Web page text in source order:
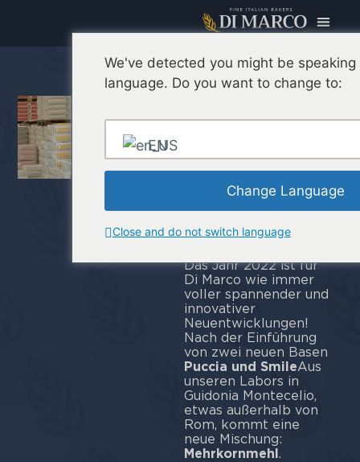
Di Marco
Mehrkornmehl
wurde auf
der Sigep
vorgestellt
Das Jahr 2022 ist für
Di Marco wie immer
voller spannender und
innovativer
Neuentwicklungen!
Nach der Einführung
von zwei neuen Basen
Puccia und SmileAus
unseren Labors in
Guidonia Montecelio,
etwas außerhalb von
Rom, kommt eine
neue Mischung:
Mehrkornmehl.
We've detected you might be
language. Do you want to change to:
EN
Change Language
Close and do not switch language